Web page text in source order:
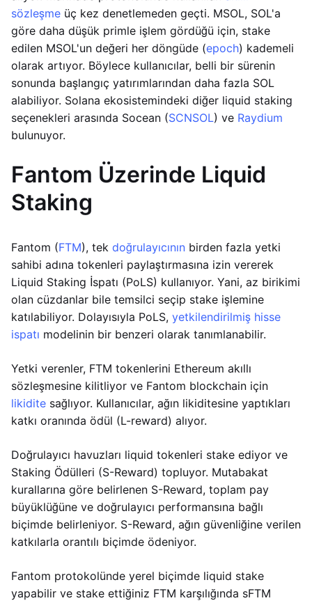
sözleşme üç kez denetlemeden geçti. MSOL, SOL'a
göre daha düşük primle işlem gördüğü için, stake
edilen MSOL'un değeri her döngüde (epoch) kademeli
olarak artıyor. Böylece kullanıcılar, belli bir sürenin
sonunda başlangıç yatırımlarından daha fazla SOL
alabiliyor. Solana ekosistemindeki diğer liquid staking
seçenekleri arasında Socean (SCNSOL) ve Raydium
bulunuyor.
Fantom Üzerinde Liquid
Staking
Fantom (FTM), tek doğrulayıcının birden fazla yetki
sahibi adına tokenleri paylaştırmasına izin vererek
Liquid Staking İspatı (PoLS) kullanıyor. Yani, az birikimi
olan cüzdanlar bile temsilci seçip stake işlemine
katılabiliyor. Dolayısıyla PoLS, yetkilendirilmiş hisse
ispatı modelinin bir benzeri olarak tanımlanabilir.
Yetki verenler, FTM tokenlerini Ethereum akıllı
sözleşmesine kilitliyor ve Fantom blockchain için
likidite sağlıyor. Kullanıcılar, ağın likiditesine yaptıkları
katkı oranında ödül (L-reward) alıyor.
Doğrulayıcı havuzları liquid tokenleri stake ediyor ve
Staking Ödülleri (S-Reward) topluyor. Mutabakat
kurallarına göre belirlenen S-Reward, toplam pay
büyüklüğüne ve doğrulayıcı performansına bağlı
biçimde belirleniyor. S-Reward, ağın güvenliğine verilen
katkılarla orantılı biçimde ödeniyor.
Fantom protokolünde yerel biçimde liquid stake
yapabilir ve stake ettiğiniz FTM karşılığında sFTM